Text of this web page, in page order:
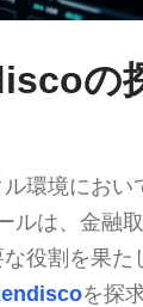
の
環境におい
ルは、金融
役割を果た
を探